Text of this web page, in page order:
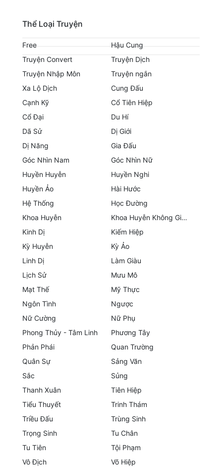
Tội Phạm
Vô Địch
Võ Hiệp
Xuyên Không
Xuyên Nhanh
Xuyên Sách
Xuyên Thư
Đông Phương
Đông Phương Huyền Huyễn
Đồng Nhân
Ngự Thú
Truyện Nam
Truyện Nữ
Vô Địch Lưu
Xây Dựng Thế Lực
Đam Mỹ
Thể Loại Truyện
Free
Hậu Cung
Truyện Convert
Truyện Dịch
Truyện Nhập Môn
Truyện ngắn
Xa Lộ Dịch
Cung Đấu
Cạnh Kỹ
Cổ Tiên Hiệp
Cổ Đại
Du Hí
Dã Sử
Dị Giới
Dị Năng
Gia Đấu
Góc Nhìn Nam
Góc Nhìn Nữ
Huyền Huyễn
Huyền Nghi
Huyền Ảo
Hài Hước
Hệ Thống
Học Đường
Khoa Huyễn
Khoa Huyễn Không Gian
Kinh Dị
Kiếm Hiệp
Kỳ Huyễn
Kỳ Ảo
Linh Dị
Làm Giàu
Lịch Sử
Mưu Mô
Mạt Thế
Mỹ Thực
Ngôn Tình
Ngược
Nữ Cường
Nữ Phụ
Phong Thủy - Tâm Linh
Phương Tây
Phản Phái
Quan Trường
Quân Sự
Sảng Văn
Sắc
Sủng
Thanh Xuân
Tiên Hiệp
Tiểu Thuyết
Trinh Thám
Triều Đấu
Trùng Sinh
Trọng Sinh
Tu Chân
Tu Tiên
Tội Phạm
Vô Địch
Võ Hiệp